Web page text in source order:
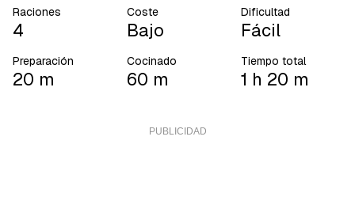
Raciones
4
Coste
Bajo
Dificultad
Fácil
Preparación
20 m
Cocinado
60 m
Tiempo total
1 h 20 m